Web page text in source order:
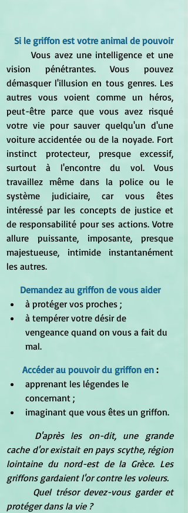
Si le griffon est votre animal de pouvoir
	Vous avez une intelligence et une
vision pénétrantes. Vous pouvez
démasquer l'illusion en tous genres. Les
autres vous voient comme un héros,
peut-être parce que vous avez risqué
votre vie pour sauver quelqu'un d'une
voiture accidentée ou de la noyade. Fort
instinct protecteur, presque excessif,
surtout à l'encontre du vol. Vous
travaillez même dans la police ou le
système judiciaire, car vous êtes
intéressé par les concepts de justice et
de responsabilité pour ses actions. Votre
allure puissante, imposante, presque
majestueuse, intimide instantanément
les autres.
Demandez au griffon de vous aider
à protéger vos proches ;
à tempérer votre désir de
vengeance quand on vous a fait du
mal.
Accéder au pouvoir du griffon en :
apprenant les légendes le
concernant ;
imaginant que vous êtes un griffon.
D'après les on-dit, une grande
cache d'or existait en pays scythe, région
lointaine du nord-est de la Grèce. Les
griffons gardaient l'or contre les voleurs.
protéger dans la vie ?